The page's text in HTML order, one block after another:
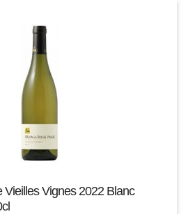
Vieilles Vignes 2022 Blanc